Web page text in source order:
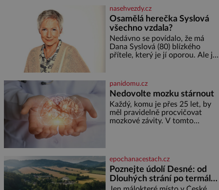
soustředění i odpočinek a
reaguje na každou etapu života
a specifické potřeby dítěte. Pro
nejmenší je klíčová
jednoduchost, měkkost a
bezpečí, proto by pokoj
miminka měl působit především
nasehvezdy.cz
Osamělá herečka Syslová
všechno vzdala?
Nedávno se povídalo, že má
Dana Syslová (80) blízkého
přítele, který je jí oporou. Ale je
častěji mluví o svém odchodu.
Dohnala ji snad samota? Půs
panidomu.cz
Nedovolte mozku stárnout
Každý, komu je přes 25 let, by
měl pravidelně procvičovat
mozkové závity. V tomto
jméno kolegy z práce. Nebo
marně v paměti lovíte název
knížky, kterou jste nedávno
přečetli. Je to opravdu tak, s
věkem jako kdyby se paměť
epochanacestach.cz
Poznejte údolí Desné: od
Dlouhých strání po termální
prameny